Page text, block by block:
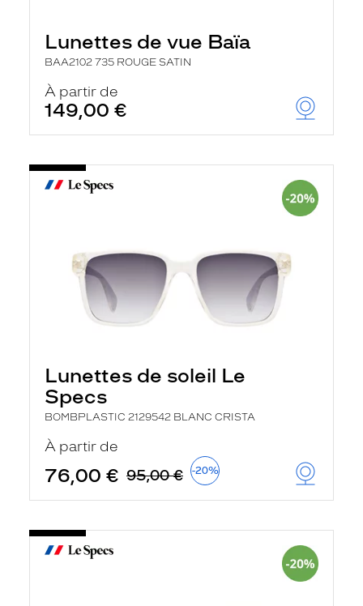
Lunettes de vue Baïa
BAA2102 735 ROUGE SATIN
À partir de
149,00 €
Lunettes de soleil Le
Specs
BOMBPLASTIC 2129542 BLANC CRISTA
À partir de
76,00 € 95,00 € -20%